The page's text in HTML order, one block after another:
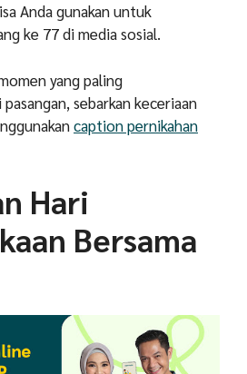
Anda gunakan untuk
ke 77 di media sosial.
yang paling
sebarkan keceriaan
caption pernikahan
Hari
Bersama